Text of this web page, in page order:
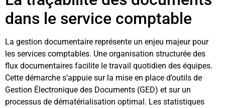
dans le service comptable
La gestion documentaire représente un enjeu majeur pour
les services comptables. Une organisation structurée des
flux documentaires facilite le travail quotidien des équipes.
Cette démarche s’appuie sur la mise en place d’outils de
Gestion Électronique des Documents (GED) et sur un
processus de dématérialisation optimal. Les statistiques